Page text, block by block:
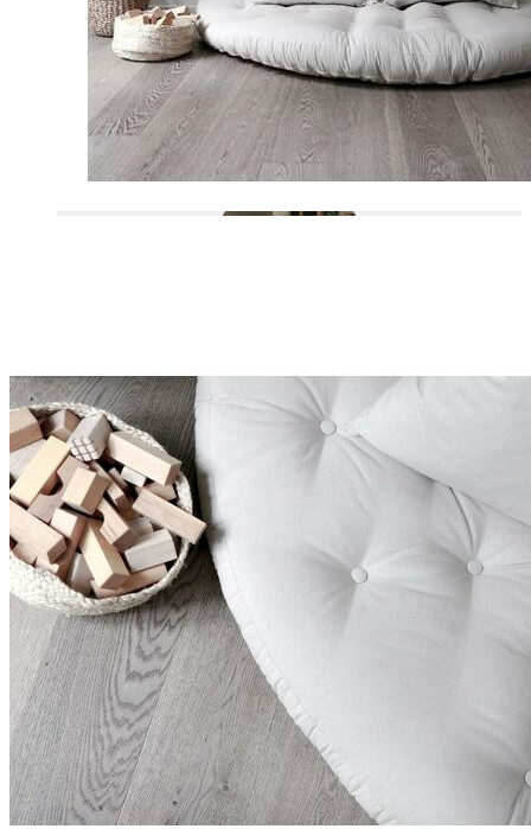
OUTDOOR
FUTONS
FUTONS + TATAMIS